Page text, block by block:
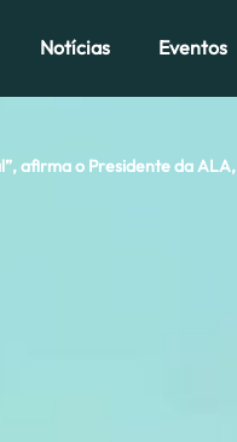
Notícias Eventos
afirma o Presidente da